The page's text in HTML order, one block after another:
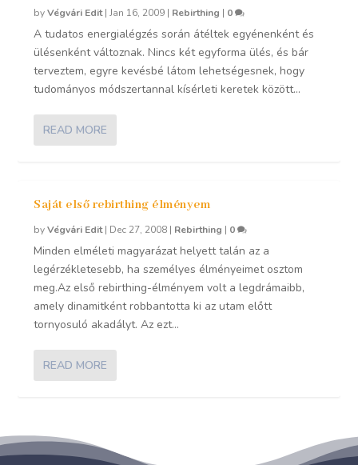
byVégvári Edit|Jan 16, 2009 | Rebirthing | 0
A tudatos energialégzés során átéltek egyénenként és
ülésenként változnak. Nincs két egyforma ülés, és bár
terveztem, egyre kevésbé látom lehetségesnek, hogy
tudományos módszertannal kísérleti keretek között...
READ MORE
Saját első rebirthing élményem
byVégvári Edit| Dec 27, 2008 | Rebirthing | 0
Minden elméleti magyarázat helyett talán az a
legérzékletesebb, ha személyes élményeimet osztom
meg.Az első rebirthing-élményem volt a legdrámaibb,
amely dinamitként robbantotta ki az utam előtt
tornyosuló akadályt. Az ezt...
READ MORE